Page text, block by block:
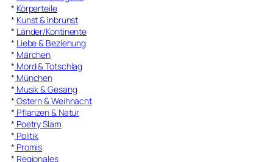
* Körperteile
* Kunst & Inbrunst
* Länder/Kontinente
* Liebe & Beziehung
* Märchen
* Mord & Totschlag
* München
* Musik & Gesang
* Ostern & Weihnacht
* Pflanzen & Natur
* Poetry Slam
* Politik
* Promis
* Regionales